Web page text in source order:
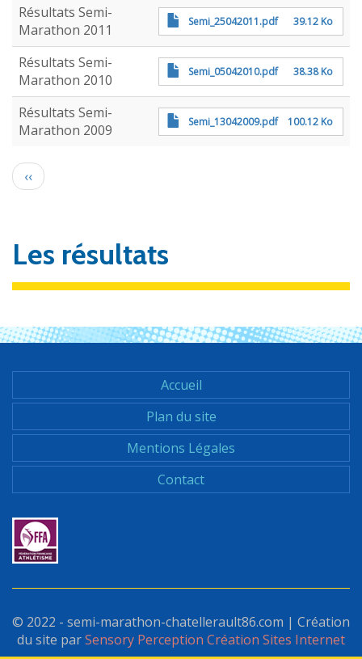
Résultats Semi-
Marathon 2011
Semi_25042011.pdf 39.12 Ko
Résultats Semi-
Marathon 2010
Semi_05042010.pdf 38.38 Ko
Résultats Semi-
Marathon 2009
Semi_13042009.pdf 100.12 Ko
Pagination
Page
précédente
‹‹
Les résultats
Footer
menu
Accueil
Plan du site
Mentions Légales
Contact
© 2022 - semi-marathon-chatellerault86.com | Création
du site parSensory Perception Création Sites Internet